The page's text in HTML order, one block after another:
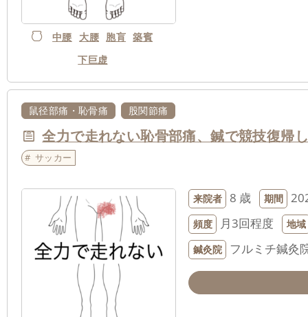
中腰 大腰 胞肓 築賓
下巨虚
鼠径部痛・恥骨痛 股関節痛
全力で走れない恥骨部痛、鍼で競技復帰
サッカー
来院者 8 歳 期間
頻度 月3回程度
地域
鍼灸院
フルミチ鍼灸